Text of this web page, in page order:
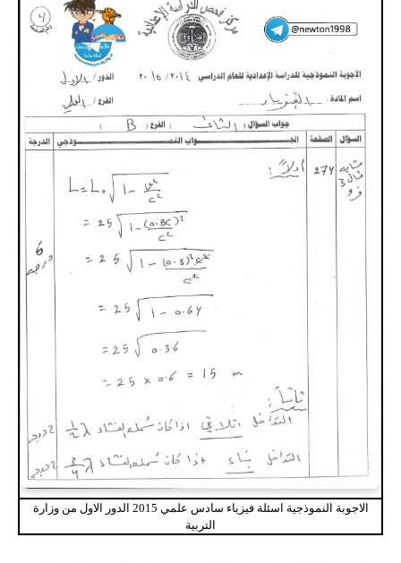
الاجوبة النموذجية اسئلة فيزياء سادس علمي 2015 الدور الاول من وزارة
التربية